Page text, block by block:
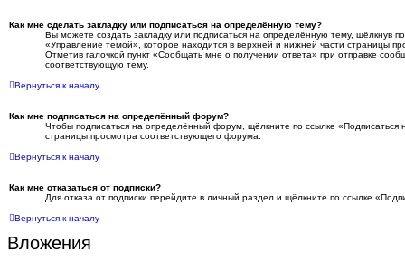
Как мне сделать закладку или подписаться на определённую тему?
Вы можете создать закладку или подписаться на определённую тему, щёлкнув
«Управление темой», которое находится в верхней и нижней части страницы
Отметив галочкой пункт «Сообщать мне о получении ответа» при отправке
соответствующую тему.
Вернуться к началу
Как мне подписаться на определённый форум?
Чтобы подписаться на определённый форум, щёлкните по ссылке
страницы просмотра соответствующего форума.
Вернуться к началу
Как мне отказаться от подписки?
Для отказа от подписки перейдите в личный раздел и щёлкните по ссылке
Вернуться к началу
Вложения